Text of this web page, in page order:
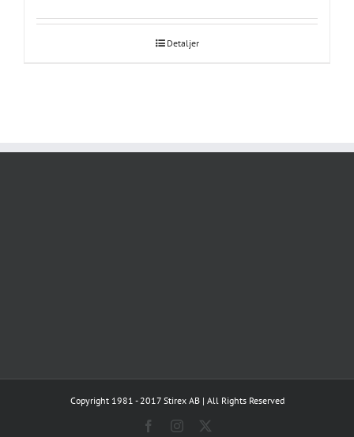
Detaljer
Copyright 1981 - 2017 Stirex AB | All Rights Reserved
FacebookInstagram